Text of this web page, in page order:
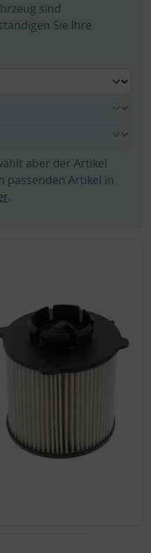
sind
Sie Ihre
aber der Artikel
passenden Artikel in
.